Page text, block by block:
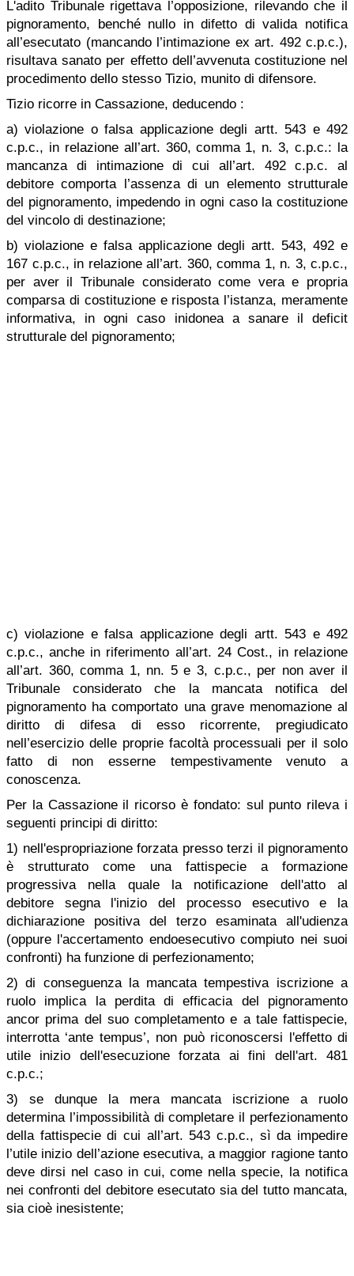
L'adito Tribunale rigettava l’opposizione, rilevando che il
pignoramento, benché nullo in difetto di valida notifica
all’esecutato (mancando l’intimazione ex art. 492 c.p.c.),
risultava sanato per effetto dell’avvenuta costituzione nel
procedimento dello stesso Tizio, munito di difensore.
Tizio ricorre in Cassazione, deducendo :
a) violazione o falsa applicazione degli artt. 543 e 492
c.p.c., in relazione all’art. 360, comma 1, n. 3, c.p.c.: la
mancanza di intimazione di cui all’art. 492 c.p.c. al
debitore comporta l’assenza di un elemento strutturale
del pignoramento, impedendo in ogni caso la costituzione
del vincolo di destinazione;
b) violazione e falsa applicazione degli artt. 543, 492 e
167 c.p.c., in relazione all’art. 360, comma 1, n. 3, c.p.c.,
per aver il Tribunale considerato come vera e propria
comparsa di costituzione e risposta l’istanza, meramente
informativa, in ogni caso inidonea a sanare il deficit
strutturale del pignoramento;
c) violazione e falsa applicazione degli artt. 543 e 492
c.p.c., anche in riferimento all’art. 24 Cost., in relazione
all’art. 360, comma 1, nn. 5 e 3, c.p.c., per non aver il
Tribunale considerato che la mancata notifica del
pignoramento ha comportato una grave menomazione al
diritto di difesa di esso ricorrente, pregiudicato
nell’esercizio delle proprie facoltà processuali per il solo
fatto di non esserne tempestivamente venuto a
conoscenza.
Per la Cassazione il ricorso è fondato: sul punto rileva i
seguenti principi di diritto:
1) nell'espropriazione forzata presso terzi il pignoramento
è strutturato come una fattispecie a formazione
progressiva nella quale la notificazione dell'atto al
debitore segna l'inizio del processo esecutivo e la
dichiarazione positiva del terzo esaminata all'udienza
(oppure l'accertamento endoesecutivo compiuto nei suoi
confronti) ha funzione di perfezionamento;
2) di conseguenza la mancata tempestiva iscrizione a
ruolo implica la perdita di efficacia del pignoramento
ancor prima del suo completamento e a tale fattispecie,
interrotta ‘ante tempus’, non può riconoscersi l'effetto di
utile inizio dell'esecuzione forzata ai fini dell'art. 481
c.p.c.;
3) se dunque la mera mancata iscrizione a ruolo
determina l’impossibilità di completare il perfezionamento
della fattispecie di cui all’art. 543 c.p.c., sì da impedire
l’utile inizio dell’azione esecutiva, a maggior ragione tanto
deve dirsi nel caso in cui, come nella specie, la notifica
nei confronti del debitore esecutato sia del tutto mancata,
sia cioè inesistente;